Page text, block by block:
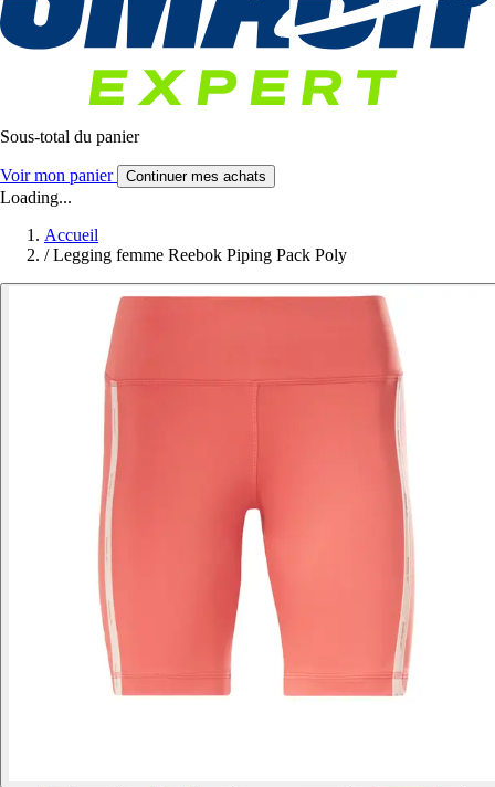
Sous-total du panier
Voir mon panier Continuer mes achats
Loading...
Accueil
/ Legging femme Reebok Piping Pack Poly